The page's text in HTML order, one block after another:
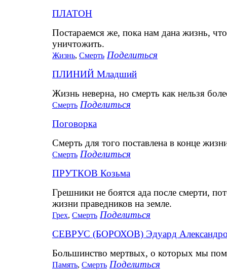
ПЛАТОН
Постараемся же, пока нам дана жизнь,
уничтожить.
Жизнь, Смерть Поделиться
ПЛИНИЙ Младший
Жизнь неверна, но смерть как нельзя
Смерть Поделиться
Поговорка
Смерть для того поставлена в конце
Смерть Поделиться
ПРУТКОВ Козьма
Грешники не боятся ада после смерти,
жизни праведников на земле.
Грех, Смерть Поделиться
СЕВРУС (БОРОХОВ) Эдуард
Большинство мертвых, о которых мы
Память, Смерть Поделиться